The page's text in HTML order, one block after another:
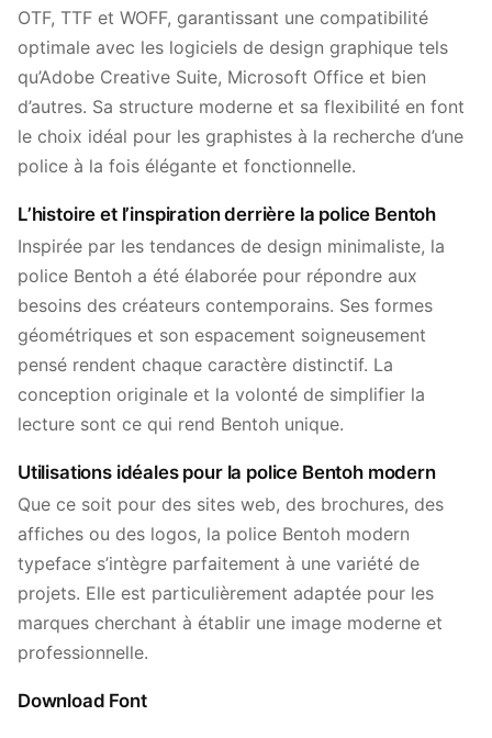
OTF, TTF et WOFF, garantissant une compatibilité
optimale avec les logiciels de design graphique tels
qu’Adobe Creative Suite, Microsoft Office et bien
d’autres. Sa structure moderne et sa flexibilité en font
le choix idéal pour les graphistes à la recherche d’une
police à la fois élégante et fonctionnelle.
L’histoire et l’inspiration derrière la police Bentoh
Inspirée par les tendances de design minimaliste, la
police Bentoh a été élaborée pour répondre aux
besoins des créateurs contemporains. Ses formes
géométriques et son espacement soigneusement
pensé rendent chaque caractère distinctif. La
conception originale et la volonté de simplifier la
lecture sont ce qui rend Bentoh unique.
Utilisations idéales pour la police Bentoh modern
Que ce soit pour des sites web, des brochures, des
affiches ou des logos, la police Bentoh modern
typeface s’intègre parfaitement à une variété de
projets. Elle est particulièrement adaptée pour les
marques cherchant à établir une image moderne et
professionnelle.
Download Font